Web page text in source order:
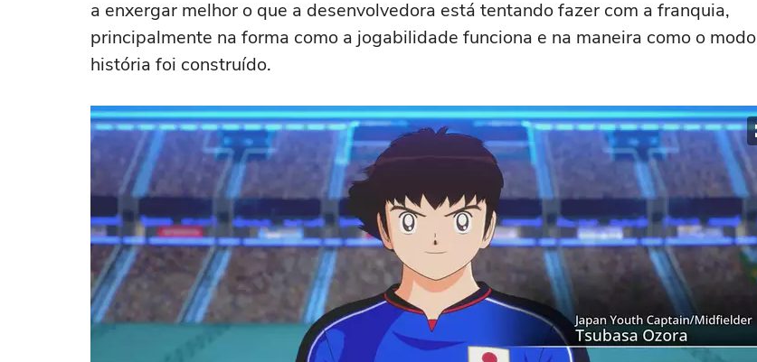
a enxergar melhor o que a desenvolvedora está tentando fazer com a franquia,
principalmente na forma como a jogabilidade funciona e na maneira como o modo
história foi construído.